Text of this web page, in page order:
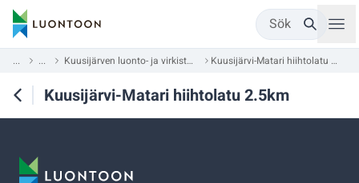
Sök
... ... Kuusijärven luonto- ja virkistysalue Kuusijärvi-Matari hiihtolatu 2.5km
Kuusijärvi-Matari hiihtolatu 2.5km